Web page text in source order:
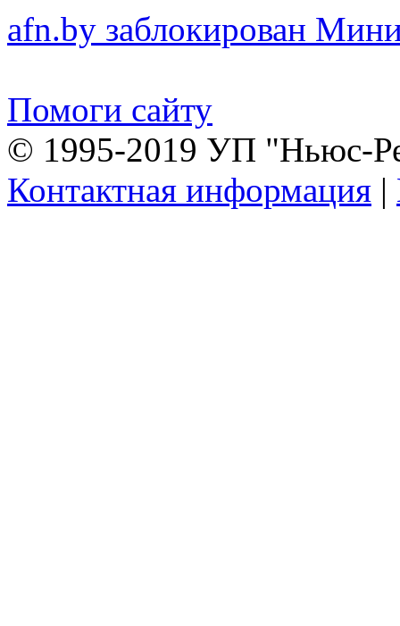
afn.by заблокирован
Помоги сайту
© 1995-2019 УП "Ньюс-
Контактная информация |